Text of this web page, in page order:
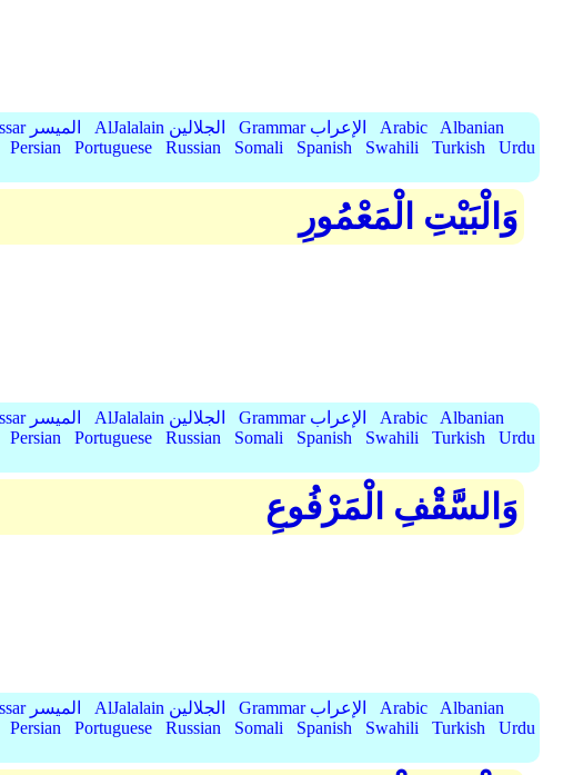
AlMuyassar الميسر AlJalalain الجلالين Grammar الإعراب Arabic
Albanian
Persian Portuguese Russian Somali Spanish Swahili Turkish
Urdu
وَالْبَيْتِ الْمَعْمُورِ
AlMuyassar الميسر AlJalalain الجلالين Grammar الإعراب Arabic
Albanian
Persian Portuguese Russian Somali Spanish Swahili Turkish
Urdu
وَالسَّقْفِ الْمَرْفُوعِ
AlMuyassar الميسر AlJalalain الجلالين Grammar الإعراب Arabic
Albanian
Persian Portuguese Russian Somali Spanish Swahili Turkish
Urdu